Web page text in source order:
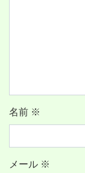
名前 ※
メール ※